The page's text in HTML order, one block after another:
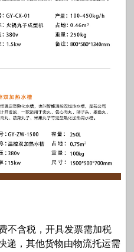
不含税，开具发票需加税
递，其他货物由物流托运需